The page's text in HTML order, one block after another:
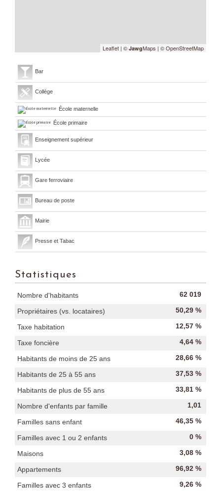
Leaflet | © JawgMaps | © OpenStreetMap
Bar
Collège
École maternelle
École primaire
Enseignement supérieur
Lycée
Gare ferroviaire
Bureau de poste
Mairie
Presse et Tabac
Statistiques
Nombre d'habitants 62 019
Propriétaires (vs. locataires) 50,29 %
Taxe habitation 12,57 %
Taxe foncière 4,64 %
Habitants de moins de 25 ans 28,66 %
Habitants de 25 à 55 ans 37,53 %
Habitants de plus de 55 ans 33,81 %
Nombre d'enfants par famille 1,01
Familles sans enfant 46,35 %
Familles avec 1 ou 2 enfants 0 %
Maisons 3,08 %
Appartements 96,92 %
Familles avec 3 enfants 9,26 %